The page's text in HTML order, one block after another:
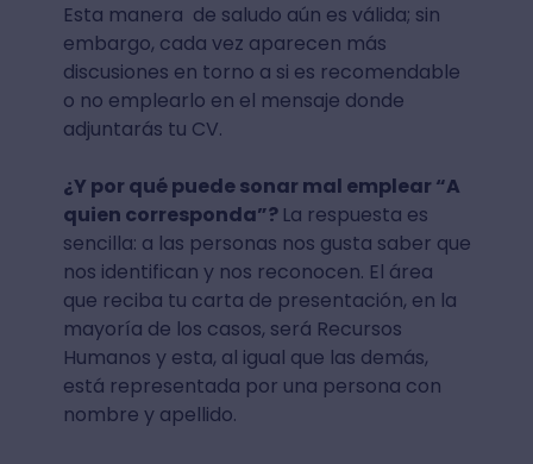
Esta manera de saludo aún es válida; sin
embargo, cada vez aparecen más
discusiones en torno a si es recomendable
o no emplearlo en el mensaje donde
adjuntarás tu CV.
¿Y por qué puede sonar mal emplear “A
quien corresponda”? La respuesta es
sencilla: a las personas nos gusta saber que
nos identifican y nos reconocen. El área
que reciba tu carta de presentación, en la
mayoría de los casos, será Recursos
Humanos y esta, al igual que las demás,
está representada por una persona con
nombre y apellido.